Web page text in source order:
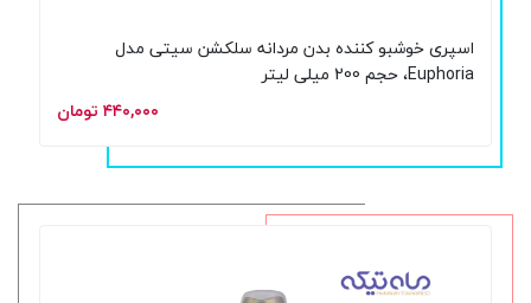
اسپری خوشبو کننده بدن مردانه سلکشن سیتی مدل
Euphoria، حجم 200 میلی لیتر
۴۴۰,۰۰۰ تومان